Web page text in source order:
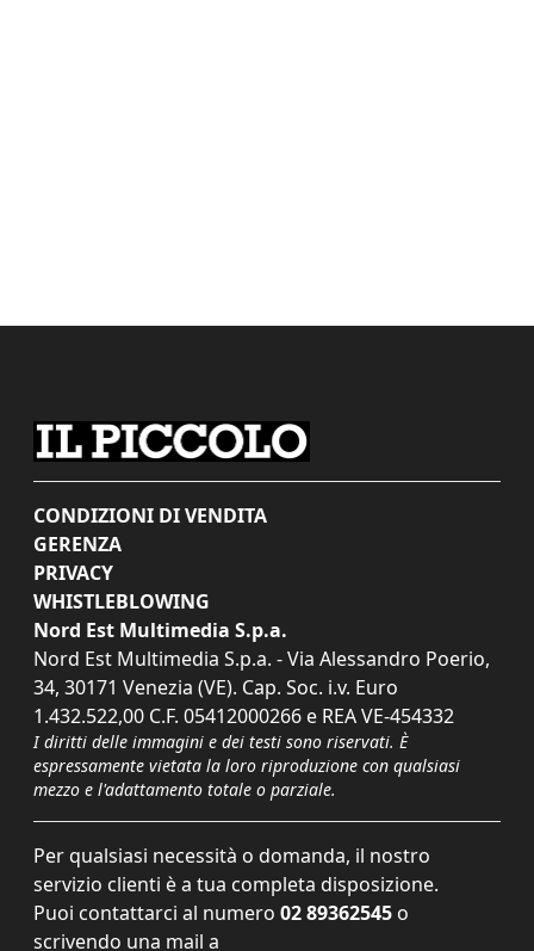
CONDIZIONI DI VENDITA
GERENZA
PRIVACY
WHISTLEBLOWING
Nord Est Multimedia S.p.a.
Nord Est Multimedia S.p.a. - Via Alessandro Poerio,
34, 30171 Venezia (VE). Cap. Soc. i.v. Euro
1.432.522,00 C.F. 05412000266 e REA VE-454332
I diritti delle immagini e dei testi sono riservati. È
espressamente vietata la loro riproduzione con qualsiasi
mezzo e l'adattamento totale o parziale.
Per qualsiasi necessità o domanda, il nostro
servizio clienti è a tua completa disposizione.
Puoi contattarci al numero 02 89362545 o
scrivendo una mail a